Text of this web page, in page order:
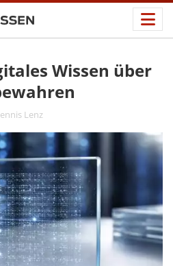
Wissen über
Lenz